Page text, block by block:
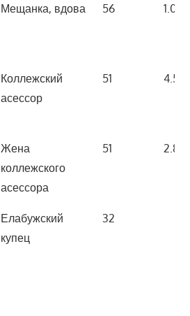
Мещанка, вдова 56 1.000
Коллежский
асессор
51
Жена
коллежского
асессора
51
Елабужский
купец
32